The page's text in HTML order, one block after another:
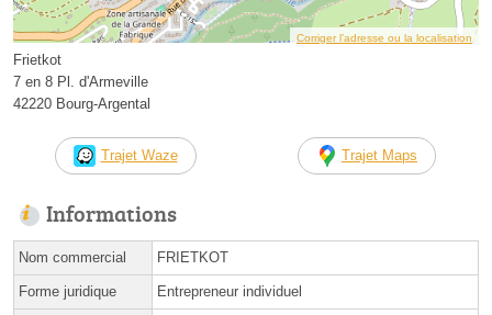
Corriger l’adresse ou la localisation
Frietkot
7 en 8 Pl. d'Armeville
42220 Bourg-Argental
Trajet Waze Trajet Maps
Informations
Nom commercial FRIETKOT
Forme juridique Entrepreneur individuel